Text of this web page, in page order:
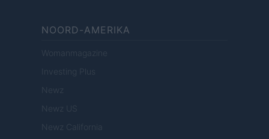
NOORD-AMERIKA
Womanmagazine
Investing Plus
Newz
Newz US
Newz California